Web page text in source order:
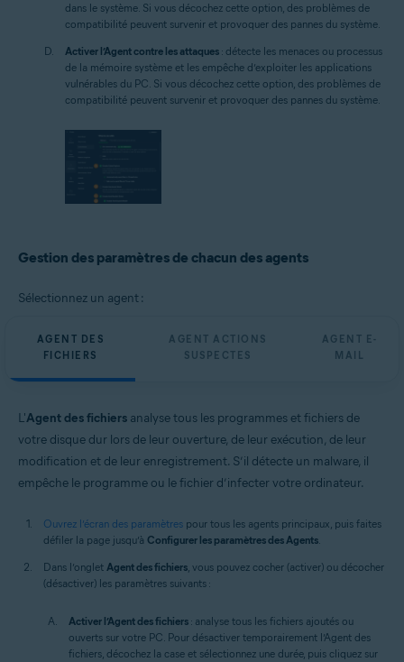
dans le système. Si vous décochez cette option, des problèmes de
compatibilité peuvent survenir et provoquer des pannes du système.
Activer l’Agent contre les attaques : détecte les menaces ou processus
de la mémoire système et les empêche d’exploiter les applications
vulnérables du PC. Si vous décochez cette option, des problèmes de
compatibilité peuvent survenir et provoquer des pannes du système.
Gestion des paramètres de chacun des agents
Sélectionnez un agent :
AGENT DES
FICHIERS
AGENT ACTIONS
SUSPECTES
AGENT E-
MAIL
L'Agent des fichiers analyse tous les programmes et fichiers de
votre disque dur lors de leur ouverture, de leur exécution, de leur
modification et de leur enregistrement. S’il détecte un malware, il
empêche le programme ou le fichier d’infecter votre ordinateur.
Ouvrez l’écran des paramètres pour tous les agents principaux, puis faites
défiler la page jusqu’à Configurer les paramètres des Agents.
Dans l’onglet Agent des fichiers, vous pouvez cocher (activer) ou décocher
(désactiver) les paramètres suivants :
Activer l’Agent des fichiers : analyse tous les fichiers ajoutés ou
ouverts sur votre PC. Pour désactiver temporairement l’Agent des
fichiers, décochez la case et sélectionnez une durée, puis cliquez sur